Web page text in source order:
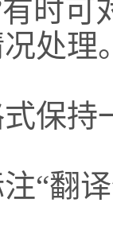
有时
处理
保持
“翻